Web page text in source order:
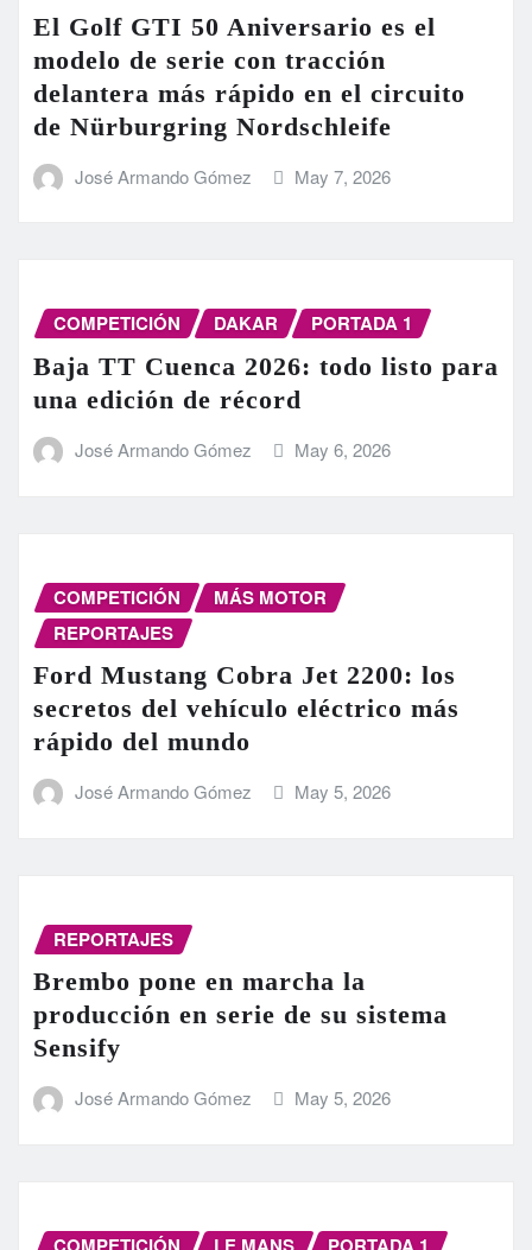
El Golf GTI 50 Aniversario es el
modelo de serie con tracción
delantera más rápido en el circuito
de Nürburgring Nordschleife
José Armando Gómez May 7, 2026
COMPETICIÓN DAKAR PORTADA 1
Baja TT Cuenca 2026: todo listo para
una edición de récord
José Armando Gómez May 6, 2026
COMPETICIÓN
MÁS MOTOR
REPORTAJES
Ford Mustang Cobra Jet 2200: los
secretos del vehículo eléctrico más
rápido del mundo
José Armando Gómez May 5, 2026
REPORTAJES
Brembo pone en marcha la
producción en serie de su sistema
Sensify
José Armando Gómez May 5, 2026